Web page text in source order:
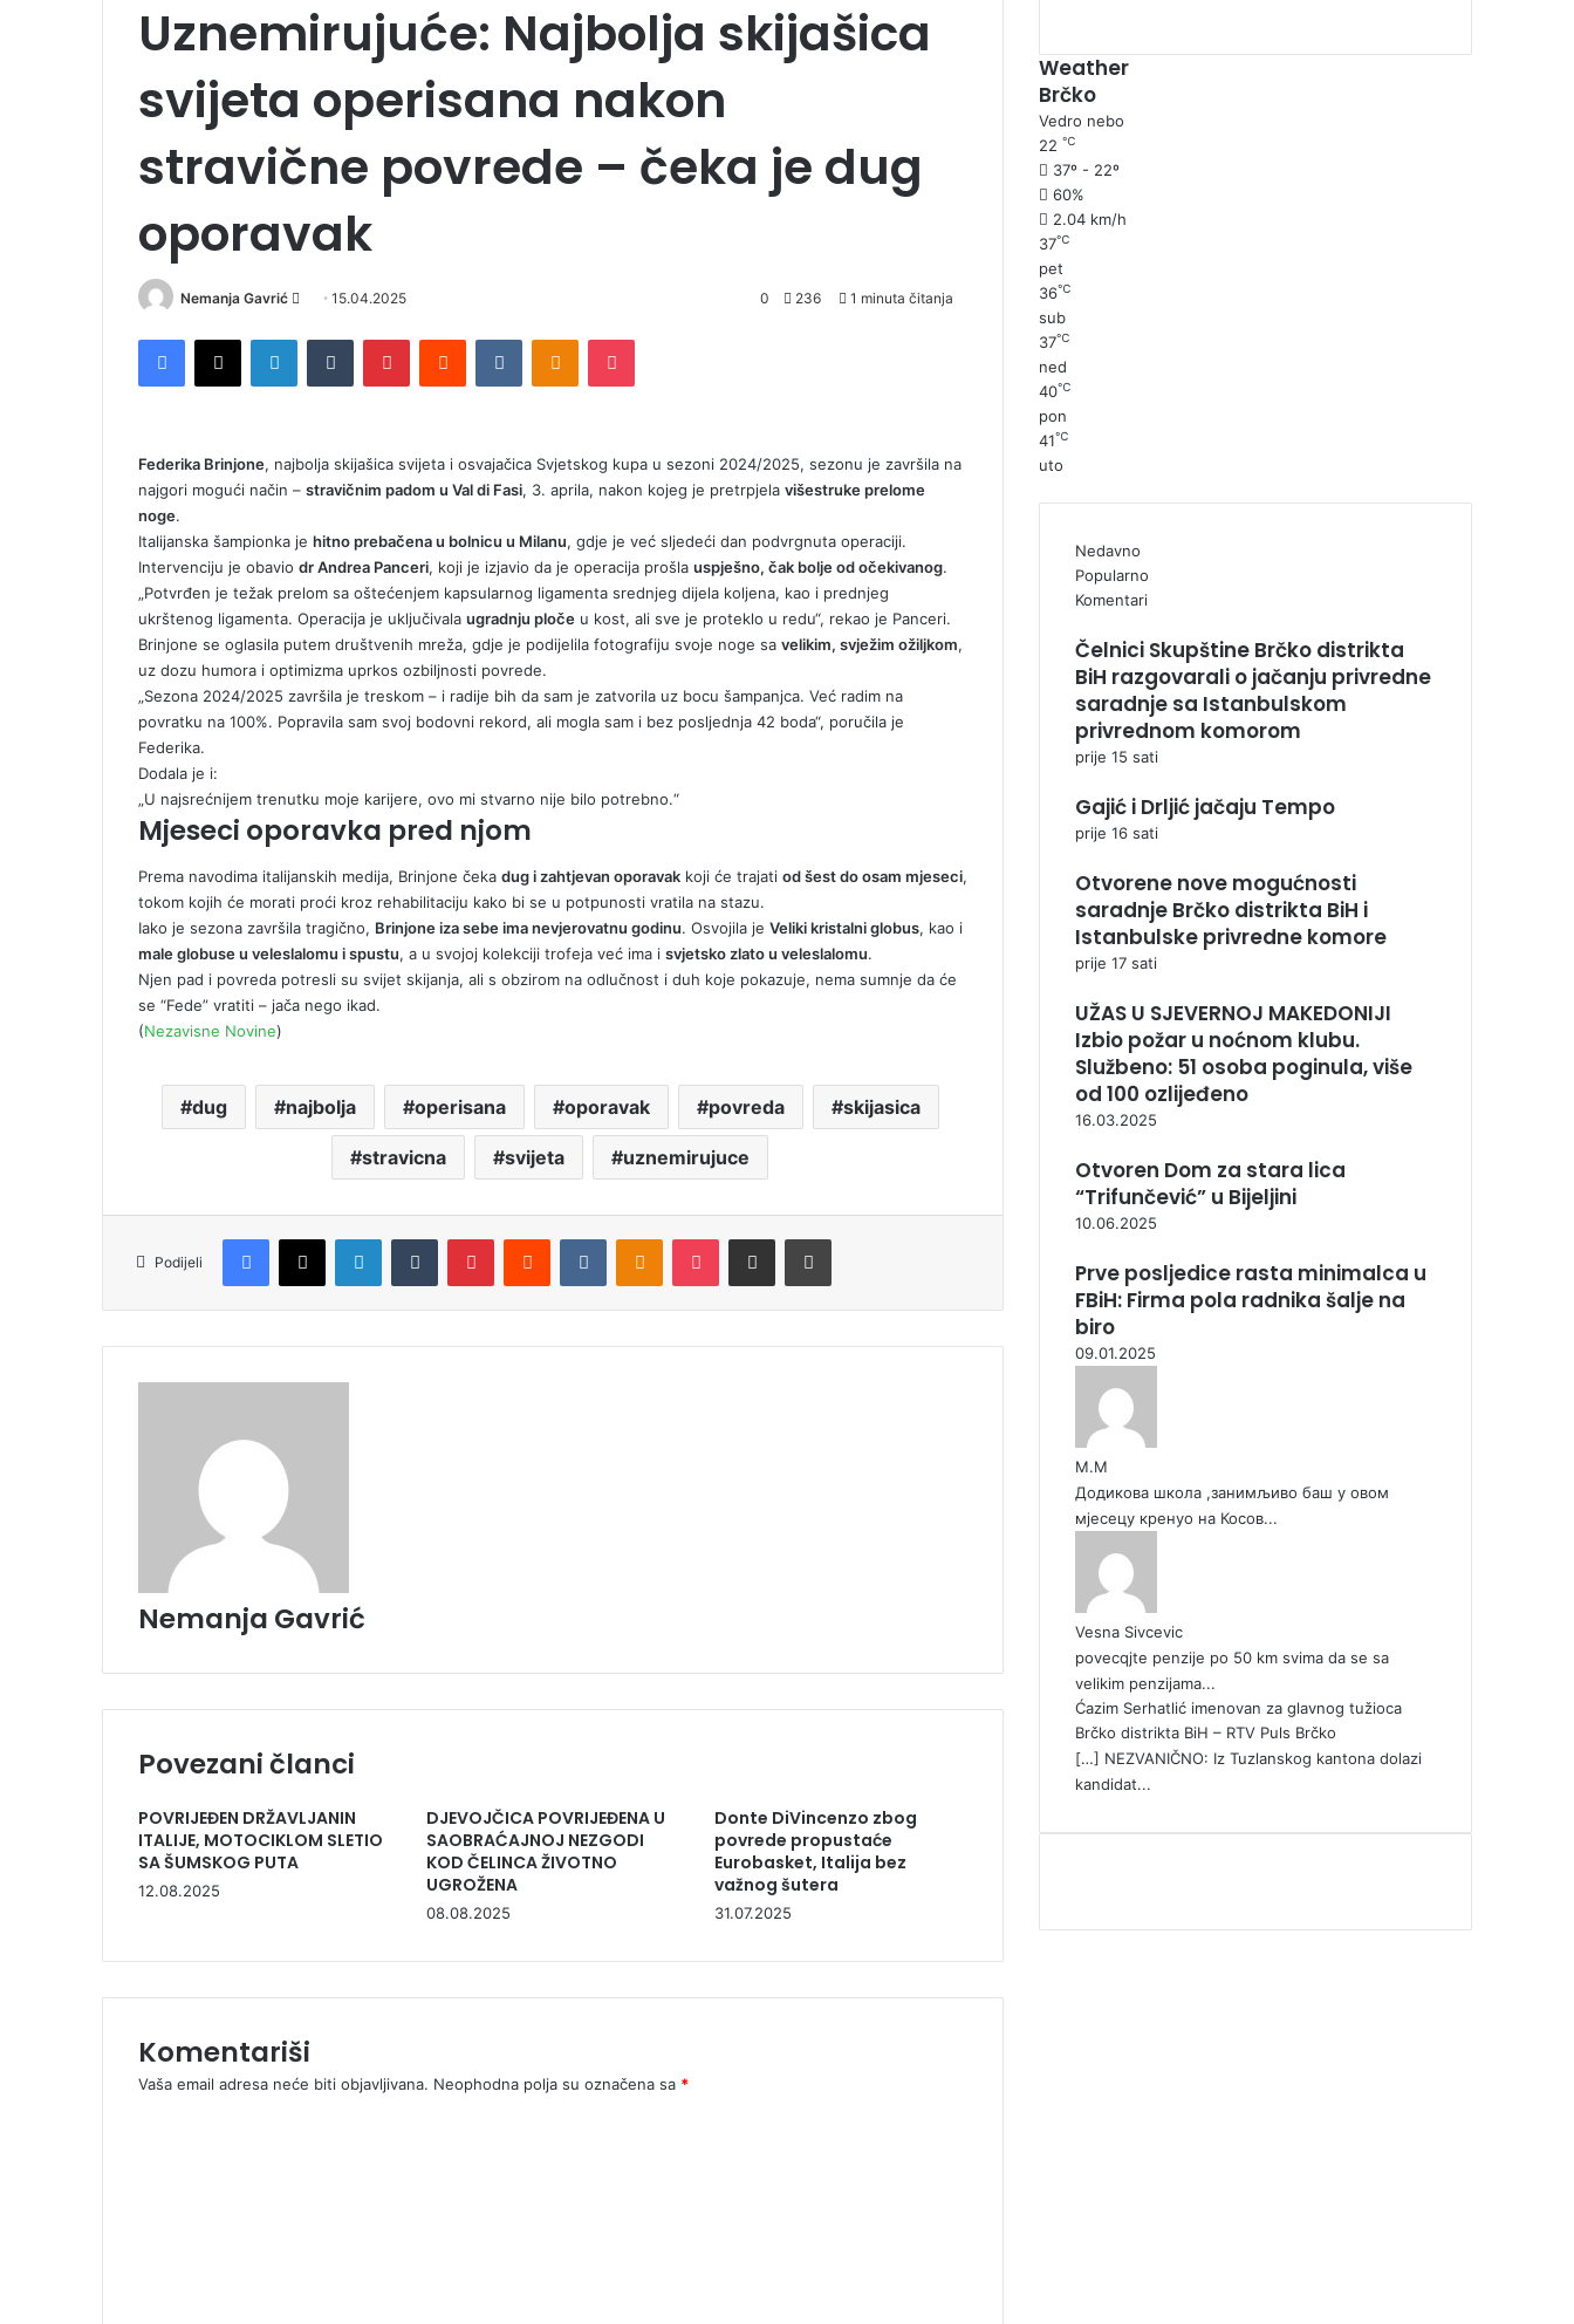
Uznemirujuće: Najbolja skijašica
svijeta operisana nakon
stravične povrede – čeka je dug
oporavak
Nemanja Gavrić
d
e
m
i
15.04.2025 0 236 1 minuta čitanja
Federika Brinjone, najbolja skijašica svijeta i osvajačica Svjetskog kupa u sezoni 2024/2025, sezonu je završila na
najgori mogući način – stravičnim padom u Val di Fasi, 3. aprila, nakon kojeg je pretrpjela višestruke prelome
noge.
Italijanska šampionka je hitno prebačena u bolnicu u Milanu, gdje je već sljedeći dan podvrgnuta operaciji.
Intervenciju je obavio dr Andrea Panceri, koji je izjavio da je operacija prošla uspješno, čak bolje od očekivanog.
„Potvrđen je težak prelom sa oštećenjem kapsularnog ligamenta srednjeg dijela koljena, kao i prednjeg
ukrštenog ligamenta. Operacija je uključivala ugradnju ploče u kost, ali sve je proteklo u redu“, rekao je Panceri.
Brinjone se oglasila putem društvenih mreža, gdje je podijelila fotografiju svoje noge sa velikim, svježim ožiljkom,
uz dozu humora i optimizma uprkos ozbiljnosti povrede.
„Sezona 2024/2025 završila je treskom – i radije bih da sam je zatvorila uz bocu šampanjca. Već radim na
povratku na 100%. Popravila sam svoj bodovni rekord, ali mogla sam i bez posljednja 42 boda“, poručila je
Federika.
Dodala je i:
„U najsrećnijem trenutku moje karijere, ovo mi stvarno nije bilo potrebno.“
Mjeseci oporavka pred njom
Prema navodima italijanskih medija, Brinjone čeka dug i zahtjevan oporavak koji će trajati od šest do osam mjeseci,
tokom kojih će morati proći kroz rehabilitaciju kako bi se u potpunosti vratila na stazu.
Iako je sezona završila tragično, Brinjone iza sebe ima nevjerovatnu godinu. Osvojila je Veliki kristalni globus, kao i
male globuse u veleslalomu i spustu, a u svojoj kolekciji trofeja već ima i svjetsko zlato u veleslalomu.
Njen pad i povreda potresli su svijet skijanja, ali s obzirom na odlučnost i duh koje pokazuje, nema sumnje da će
se “Fede” vratiti – jača nego ikad.
(Nezavisne Novine)
dug najbolja operisana oporavak povreda skijasica
stravicna svijeta uznemirujuce
Podijeli
Nemanja Gavrić
Povezani članci
POVRIJEĐEN DRŽAVLJANIN
ITALIJE, MOTOCIKLOM SLETIO
SA ŠUMSKOG PUTA
12.08.2025
DJEVOJČICA POVRIJEĐENA U
SAOBRAĆAJNOJ NEZGODI
KOD ČELINCA ŽIVOTNO
UGROŽENA
08.08.2025
Donte DiVincenzo zbog
povrede propustaće
Eurobasket, Italija bez
važnog šutera
31.07.2025
Komentariši
Vaša email adresa neće biti objavljivana. Neophodna polja su označena sa *
Weather
Brčko
Vedro nebo
22 ℃
37º - 22º
60%
2.04 km/h
37℃
pet
36℃
sub
37℃
ned
40℃
pon
41℃
uto
Nedavno
Popularno
Komentari
Čelnici Skupštine Brčko distrikta
BiH razgovarali o jačanju privredne
saradnje sa Istanbulskom
privrednom komorom
prije 15 sati
Gajić i Drljić jačaju Tempo
prije 16 sati
Otvorene nove mogućnosti
saradnje Brčko distrikta BiH i
Istanbulske privredne komore
prije 17 sati
UŽAS U SJEVERNOJ MAKEDONIJI
Izbio požar u noćnom klubu.
Službeno: 51 osoba poginula, više
od 100 ozlijeđeno
16.03.2025
Otvoren Dom za stara lica
“Trifunčević” u Bijeljini
10.06.2025
Prve posljedice rasta minimalca u
FBiH: Firma pola radnika šalje na
biro
09.01.2025
М.М
Додикова школа ,занимљиво баш у овом
мјесецу кренуо на Косов...
Vesna Sivcevic
povecqjte penzije po 50 km svima da se sa
velikim penzijama...
Ćazim Serhatlić imenovan za glavnog tužioca
Brčko distrikta BiH – RTV Puls Brčko
[…] NEZVANIČNO: Iz Tuzlanskog kantona dolazi
kandidat...